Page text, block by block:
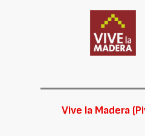
Vive la Madera